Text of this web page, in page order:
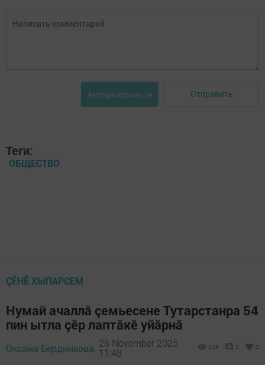
Авторизоваться Отправить
Теги:
ОБЩЕСТВО
ÇӖНӖ ХЫПАРСЕМ
Нумай ачаллă çемьесене Тутарстанра 54
пин ытла çӗр лаптăкӗ уйăрнă
Оксана Бердникова, 26 November 2025 -
11:48
246 0 0